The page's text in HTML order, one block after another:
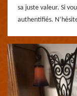
sa juste valeur. Si
authentifiés.